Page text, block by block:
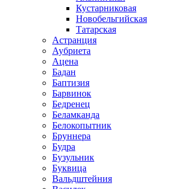
Кустарниковая
Новобельгийская
Татарская
Астранция
Аубриета
Ацена
Бадан
Баптизия
Барвинок
Бедренец
Беламканда
Белокопытник
Бруннера
Будра
Бузульник
Буквица
Вальдштейния